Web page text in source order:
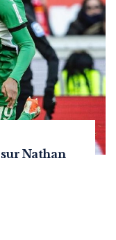
sur Nathan